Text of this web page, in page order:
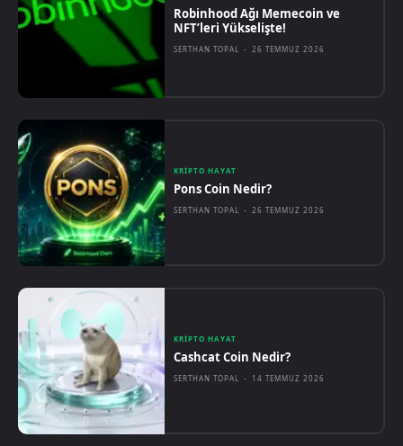
Robinhood Ağı Memecoin ve
NFT’leri Yükselişte!
SERTHAN TOPAL - 26 TEMMUZ 2026
KRIPTO HAYAT
Pons Coin Nedir?
SERTHAN TOPAL - 26 TEMMUZ 2026
KRIPTO HAYAT
Cashcat Coin Nedir?
SERTHAN TOPAL - 14 TEMMUZ 2026